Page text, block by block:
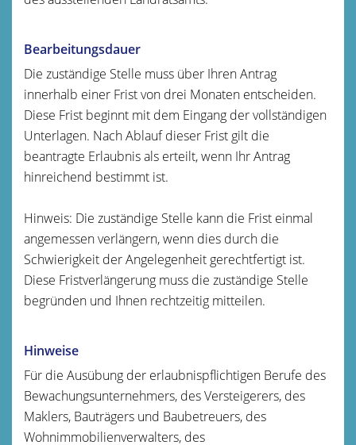
Bearbeitungsdauer
Die zuständige Stelle muss über Ihren Antrag
innerhalb einer Frist von drei Monaten entscheiden.
Diese Frist beginnt mit dem Eingang der vollständigen
Unterlagen. Nach Ablauf dieser Frist gilt die
beantragte Erlaubnis als erteilt, wenn Ihr Antrag
hinreichend bestimmt ist.
Hinweis: Die zuständige Stelle kann die Frist einmal
angemessen verlängern, wenn dies durch die
Schwierigkeit der Angelegenheit gerechtfertigt ist.
Diese Fristverlängerung muss die zuständige Stelle
begründen und Ihnen rechtzeitig mitteilen.
Hinweise
Für die Ausübung der erlaubnispflichtigen Berufe des
Bewachungsunternehmers, des Versteigerers, des
Maklers, Bauträgers und Baubetreuers, des
Wohnimmobilienverwalters, des